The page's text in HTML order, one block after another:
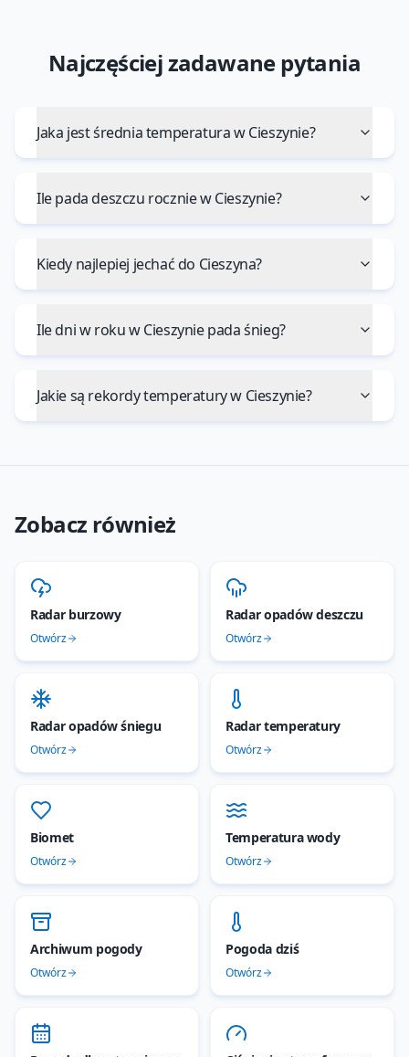
Najczęściej zadawane pytania
Jaka jest średnia temperatura w Cieszynie?
Ile pada deszczu rocznie w Cieszynie?
Kiedy najlepiej jechać do Cieszyna?
Ile dni w roku w Cieszynie pada śnieg?
Jakie są rekordy temperatury w Cieszynie?
Zobacz również
Radar burzowy
Otwórz
Radar opadów deszczu
Otwórz
Radar opadów śniegu
Otwórz
Radar temperatury
Otwórz
Biomet
Otwórz
Temperatura wody
Otwórz
Archiwum pogody
Otwórz
Pogoda dziś
Otwórz